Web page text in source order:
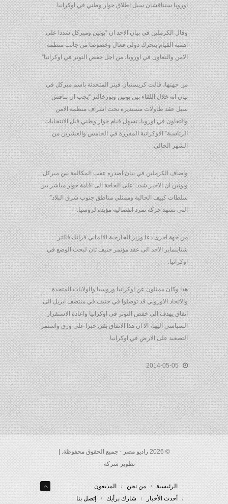
اوروبا ستناقشان سبل اطلاق حوار وطني في اوكرانيا.
وقال الكرملين في بيان الاحد ان “بوتين وميركل شددا على
اهمية القيام بتحرك دولي فعال وخصوصا من جانب منظمة
الامن والتعاون في اوروبا، من اجل خفض التوتر في اوكرانيا”.
من جهتها، قالت كريستيان فيتز المتحدثة باسم ميركل في
بيان انه خلال اللقاء بين بوتين وبورخالتر “يجب ان تناقش
سبل عقد طاولات مستديرة تحت اشراف منظمة الامن
والتعاون في اوروبا، تسهل قيام حوار وطني قبل الانتخابات
الرئاسية” الاوكرانية المقررة في الخامس والعشرين من
الشهر الحالي.
واضاف الكرملين في بيان اصدره عقب المكالمة بين ميركل
وبوتين ان الاخير شدد “على الحاجة الى اقامة حوار مباشر بين
سلطات كييف الحالية وممثلي مناطق جنوب شرق البلاد”
التي تشهد حركة تمرد انفصالية مؤيدة لروسيا.
من جهة اخرى دعا وزير الخارجية الالماني فرانك فالتر
شتاينماير الاحد الى عقد مؤتمر جنيف ثان لبحث الوضع في
اوكرانيا.
هذا وكان ممثلون عن اوكرانيا وروسيا والولايات المتحدة
والاتحاد الاوروبي قد توصلوا في جنيف في منتصف ابريل الى
اتفاق يهدف الى خفض التوتر في اوكرانيا واعادة الاستقرار
السياسي اليها، الا ان هذا الاتفاق بقي حبرا على ورق واستمر
التصعيد على الارض في اوكرانيا.
2014-05-05
© 2026 راديو مصر - جميع الحقوق محفوظة. |
تطوير شركة
الرئيسية من نحن
المذيعون
أحدث الأخبار
شارك برأيك إتصل بنا